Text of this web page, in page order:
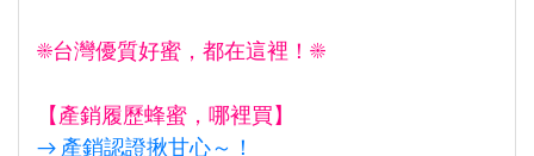
☀台灣優質好蜜，都在這裡！☀
【產銷履歷蜂蜜，哪裡買】
→ 產銷認證揪甘心～！